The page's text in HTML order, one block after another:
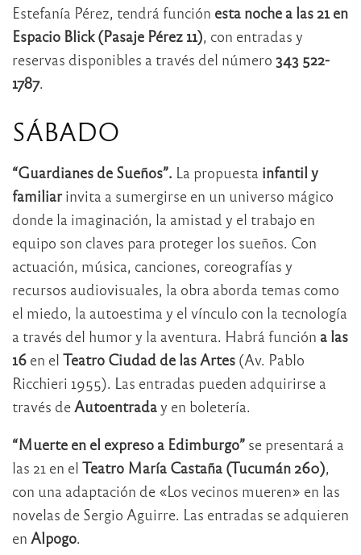
Estefanía Pérez, tendrá función esta noche a las 21 en
Espacio Blick (Pasaje Pérez 11), con entradas y
reservas disponibles a través del número 343 522-
1787.
SÁBADO
“Guardianes de Sueños”. La propuesta infantil y
familiar invita a sumergirse en un universo mágico
donde la imaginación, la amistad y el trabajo en
equipo son claves para proteger los sueños. Con
actuación, música, canciones, coreografías y
recursos audiovisuales, la obra aborda temas como
el miedo, la autoestima y el vínculo con la tecnología
a través del humor y la aventura. Habrá función a las
16 en el Teatro Ciudad de las Artes (Av. Pablo
Ricchieri 1955). Las entradas pueden adquirirse a
través de Autoentrada y en boletería.
“Muerte en el expreso a Edimburgo” se presentará a
las 21 en el Teatro María Castaña (Tucumán 260)
con una adaptación de «Los vecinos mueren» en las
novelas de Sergio Aguirre. Las entradas se adquieren
en Alpogo